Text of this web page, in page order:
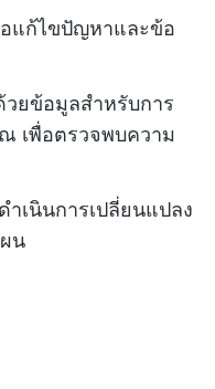
อแก้ไขปัญหาและข้อ
ยข้อมูลสำหรับการ
เพื่อตรวจพบความ
เนินการเปลี่ยนแปลง
น